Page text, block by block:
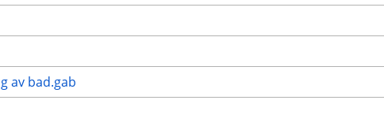
av bad.gab